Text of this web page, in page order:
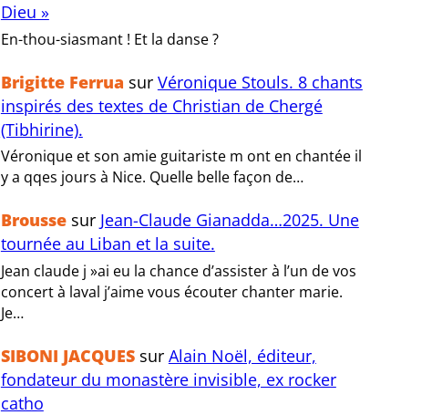
Dieu »
En-thou-siasmant ! Et la danse ?
Brigitte Ferrua sur Véronique Stouls. 8 chants
inspirés des textes de Christian de Chergé
(Tibhirine).
Véronique et son amie guitariste m ont en chantée il
y a qqes jours à Nice. Quelle belle façon de…
Broussesur Jean-Claude Gianadda…2025. Une
tournée au Liban et la suite.
Jean claude j »ai eu la chance d’assister à l’un de vos
concert à laval j’aime vous écouter chanter marie.
Je…
SIBONI JACQUESsur Alain Noël, éditeur,
fondateur du monastère invisible, ex rocker
catho